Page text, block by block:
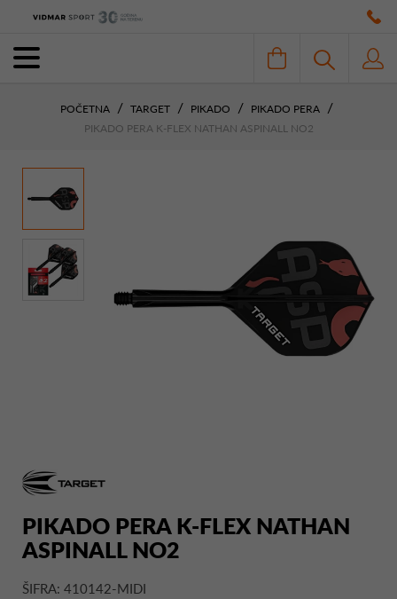
POČETNA TARGET PIKADO
PIKADO PERA
PIKADO PERA K-FLEX NATHAN ASPINALL NO2
PIKADO PERA K-FLEX NATHAN
ASPINALL NO2
ŠIFRA: 410142-MIDI